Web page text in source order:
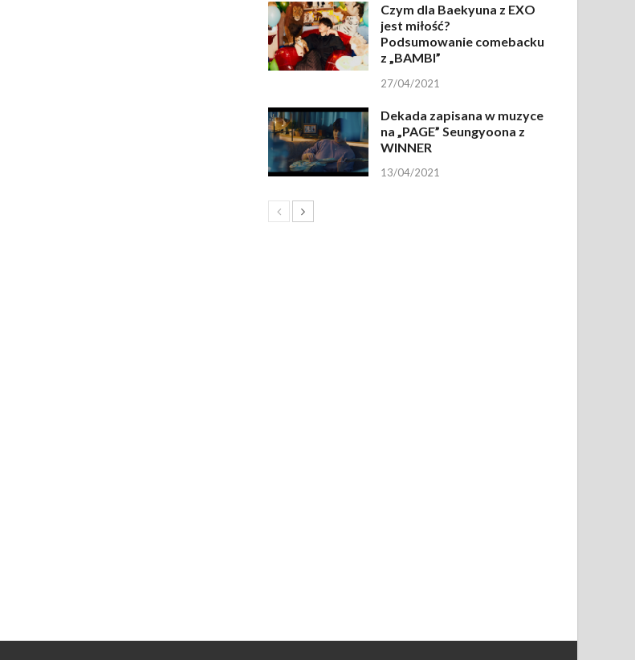
Czym dla Baekyuna z EXO
jest miłość?
Podsumowanie comebacku
z „BAMBI”
27/04/2021
Dekada zapisana w muzyce
na „PAGE” Seungyoona z
WINNER
13/04/2021